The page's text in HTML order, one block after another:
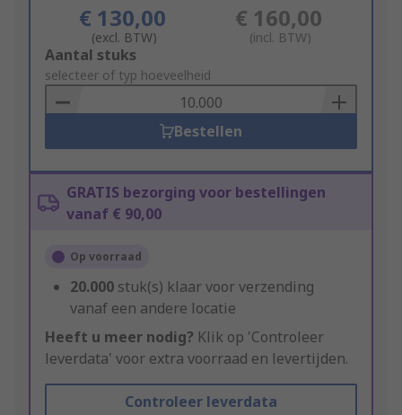
€ 130,00
(excl. BTW)
€ 160,00
(incl. BTW)
Add
to
Basket
Aantal stuks
selecteer of typ hoeveelheid
Bestellen
GRATIS bezorging voor bestellingen
vanaf € 90,00
Op voorraad
20.000 stuk(s) klaar voor verzending
vanaf een andere locatie
Heeft u meer nodig? Klik op 'Controleer
leverdata' voor extra voorraad en levertijden.
Controleer leverdata